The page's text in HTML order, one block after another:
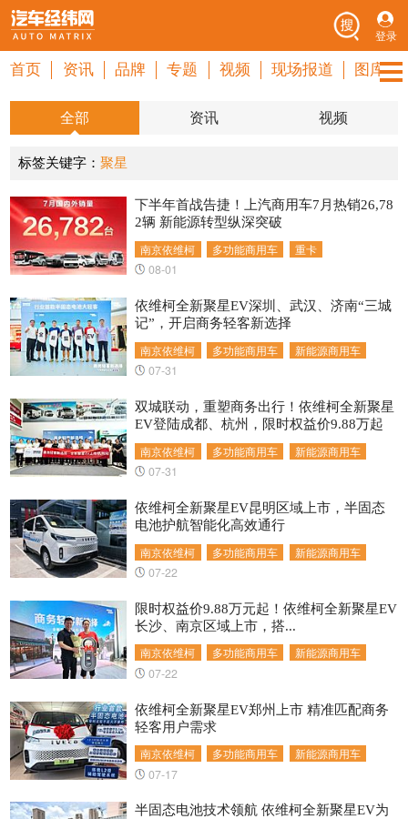
登录
首页 资讯 品牌 专题 视频 现场报道 图库
全部 资讯 视频
标签关键字： 聚星
南京依维柯 多功能商用车 重卡
下半年首战告捷！上汽商用车7月热销26,78
2辆 新能源转型纵深突破
08-01
南京依维柯 多功能商用车 新能源商用车
依维柯全新聚星EV深圳、武汉、济南“三城
记”，开启商务轻客新选择
07-31
南京依维柯 多功能商用车 新能源商用车
双城联动，重塑商务出行！依维柯全新聚星
EV登陆成都、杭州，限时权益价9.88万起
07-31
南京依维柯 多功能商用车 新能源商用车
依维柯全新聚星EV昆明区域上市，半固态
电池护航智能化高效通行
07-22
南京依维柯 多功能商用车 新能源商用车
限时权益价9.88万元起！依维柯全新聚星EV
长沙、南京区域上市，搭...
07-22
南京依维柯 多功能商用车 新能源商用车
依维柯全新聚星EV郑州上市 精准匹配商务
轻客用户需求
07-17
半固态电池技术领航 依维柯全新聚星EV为